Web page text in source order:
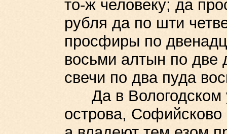
то-ж человеку; да
рубля да по шти
просфиры по
восьми алтын по две
свечи по два пуда
Да в Вологодском
острова, Софийсково